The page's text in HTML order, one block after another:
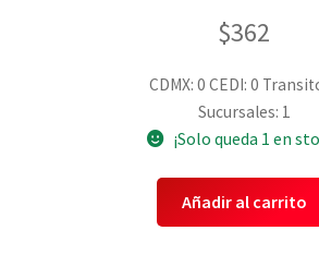
$362
CDMX: 0 CEDI: 0
Sucursales: 1
¡Solo queda 1 en
Añadir al carrito